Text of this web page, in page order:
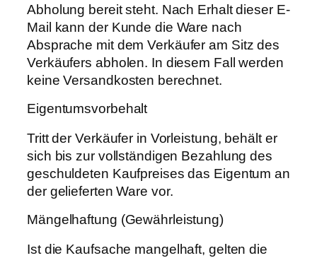
Abholung bereit steht. Nach Erhalt dieser E-
Mail kann der Kunde die Ware nach
Absprache mit dem Verkäufer am Sitz des
Verkäufers abholen. In diesem Fall werden
keine Versandkosten berechnet.
Eigentumsvorbehalt
Tritt der Verkäufer in Vorleistung, behält er
sich bis zur vollständigen Bezahlung des
geschuldeten Kaufpreises das Eigentum an
der gelieferten Ware vor.
Mängelhaftung (Gewährleistung)
Ist die Kaufsache mangelhaft, gelten die